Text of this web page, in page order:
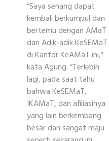
“Saya senang dapat
kembali berkumpul dan
bertemu dengan AMaT
dan Adik-adik KeSEMaT
di Kantor KeAMaT ini,”
kata Agung. “Terlebih
lagi, pada saat tahu
bahwa KeSEMaT,
IKAMaT, dan afiliasinya
yang lain berkembang
besar dan sangat maju